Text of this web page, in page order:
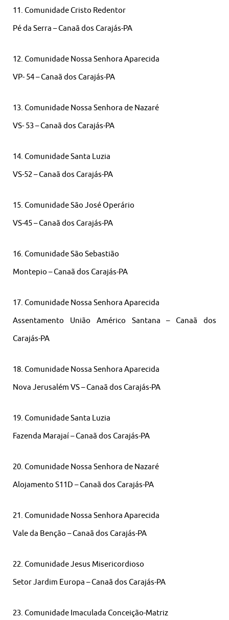
11. Comunidade Cristo Redentor
Pé da Serra – Canaã dos Carajás-PA
12. Comunidade Nossa Senhora Aparecida
VP- 54 – Canaã dos Carajás-PA
13. Comunidade Nossa Senhora de Nazaré
VS- 53 – Canaã dos Carajás-PA
14. Comunidade Santa Luzia
VS-52 – Canaã dos Carajás-PA
15. Comunidade São José Operário
VS-45 – Canaã dos Carajás-PA
16. Comunidade São Sebastião
Montepio – Canaã dos Carajás-PA
17. Comunidade Nossa Senhora Aparecida
Assentamento União Américo Santana – Canaã dos
Carajás-PA
18. Comunidade Nossa Senhora Aparecida
Nova Jerusalém VS – Canaã dos Carajás-PA
19. Comunidade Santa Luzia
Fazenda Marajaí – Canaã dos Carajás-PA
20. Comunidade Nossa Senhora de Nazaré
Alojamento S11D – Canaã dos Carajás-PA
21. Comunidade Nossa Senhora Aparecida
Vale da Benção – Canaã dos Carajás-PA
22. Comunidade Jesus Misericordioso
Setor Jardim Europa – Canaã dos Carajás-PA
23. Comunidade Imaculada Conceição-Matriz